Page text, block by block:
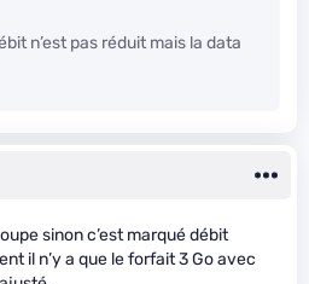
n’est pas réduit mais la data
sinon c’est marqué débit
il n’y a que le forfait 3 Go avec